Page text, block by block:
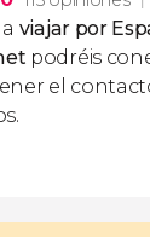
viajar por
podréis
el